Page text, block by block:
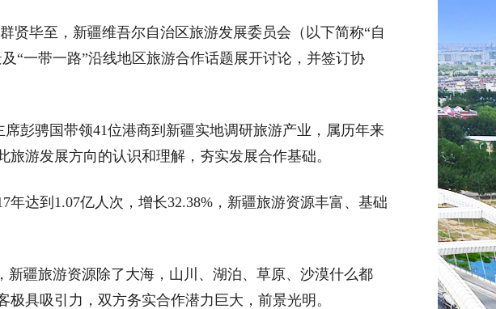
贤毕至，新疆维吾尔自治区旅游发展委员会（以下简称“自
“一带一路”沿线地区旅游合作话题展开讨论，并签订协
彭骋国带领41位港商到新疆实地调研旅游产业，属历年来
游发展方向的认识和理解，夯实发展合作基础。
达到1.07亿人次，增长32.38%，新疆旅游资源丰富、基础
疆旅游资源除了大海，山川、湖泊、草原、沙漠什么都
具吸引力，双方务实合作潜力巨大，前景光明。